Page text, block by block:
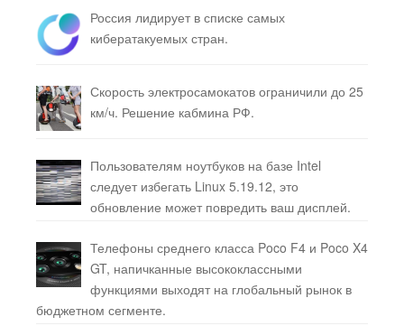
Россия лидирует в списке самых
кибератакуемых стран.
Скорость электросамокатов ограничили до 25
км/ч. Решение кабмина РФ.
Пользователям ноутбуков на базе Intel
следует избегать Linux 5.19.12, это
обновление может повредить ваш дисплей.
Телефоны среднего класса Poco F4 и Poco X4
GT, напичканные высококлассными
функциями выходят на глобальный рынок в
бюджетном сегменте.